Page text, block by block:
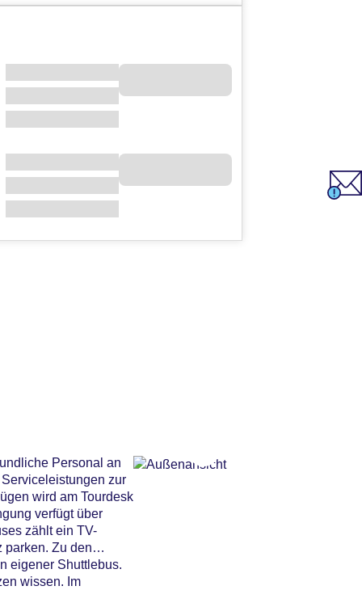
Personal an
zur
wird am Tourdesk
verfügt über
zählt ein TV-
parken. Zu den
eigener Shuttlebus.
wissen. Im